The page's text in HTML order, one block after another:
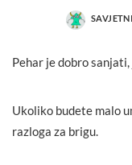
POSTED
Pehar je dobro
Ukoliko budete malo
razloga za brigu.